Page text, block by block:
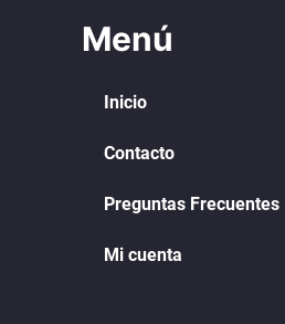
Menú
Inicio
Contacto
Preguntas Frecuentes
Mi cuenta